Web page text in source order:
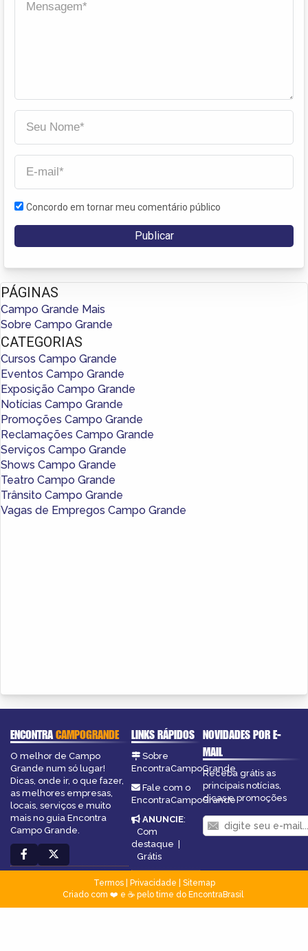
Concordo em tornar meu comentário público
PÁGINAS
Campo Grande Mais
Sobre Campo Grande
CATEGORIAS
Cursos Campo Grande
Eventos Campo Grande
Exposição Campo Grande
Notícias Campo Grande
Promoções Campo Grande
Reclamações Campo Grande
Serviços Campo Grande
Shows Campo Grande
Teatro Campo Grande
Trânsito Campo Grande
Vagas de Empregos Campo Grande
ENCONTRACAMPOGRANDE
O melhor de Campo
Grande num só lugar!
Dicas, onde ir, o que fazer,
as melhores empresas,
locais, serviços e muito
mais no guia Encontra
Campo Grande.
LINKS RÁPIDOS
Sobre
EncontraCampoGrande
Fale com o
EncontraCampoGrande
ANUNCIE:
Com
destaque
Grátis
NOVIDADES POR E-
MAIL
Receba grátis as
principais notícias,
dicas e promoções
Termos| Privacidade
Sitemap
Criado com ❤️ e ☕ pelo time do EncontraBrasil